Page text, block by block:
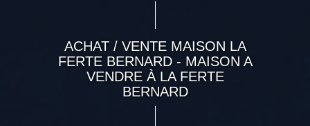
ACHAT / VENTE MAISON LA
FERTE BERNARD - MAISON A
VENDRE À LA FERTE
BERNARD